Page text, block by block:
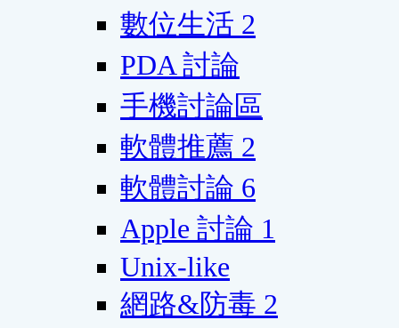
數位生活 2
PDA 討論
手機討論區
軟體推薦 2
軟體討論 6
Apple 討論 1
Unix-like
網路&防毒 2